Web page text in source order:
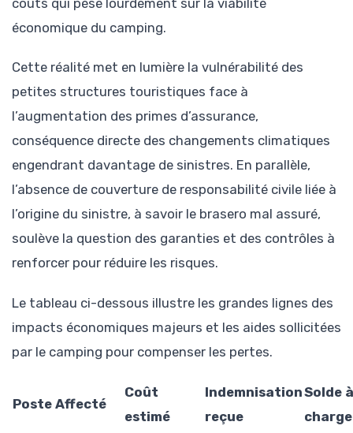
coûts qui pèse lourdement sur la viabilité
économique du camping.
Cette réalité met en lumière la vulnérabilité des
petites structures touristiques face à
l’augmentation des primes d’assurance,
conséquence directe des changements climatiques
engendrant davantage de sinistres. En parallèle,
l’absence de couverture de responsabilité civile liée à
l’origine du sinistre, à savoir le brasero mal assuré,
soulève la question des garanties et des contrôles à
renforcer pour réduire les risques.
Le tableau ci-dessous illustre les grandes lignes des
impacts économiques majeurs et les aides sollicitées
par le camping pour compenser les pertes.
Poste Affecté
Coût
estimé
Indemnisation
reçue
Solde à
charge